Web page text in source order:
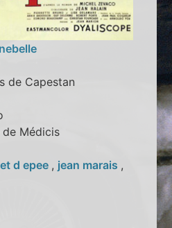
de Capestan
de Médicis
d epee , jean marais ,